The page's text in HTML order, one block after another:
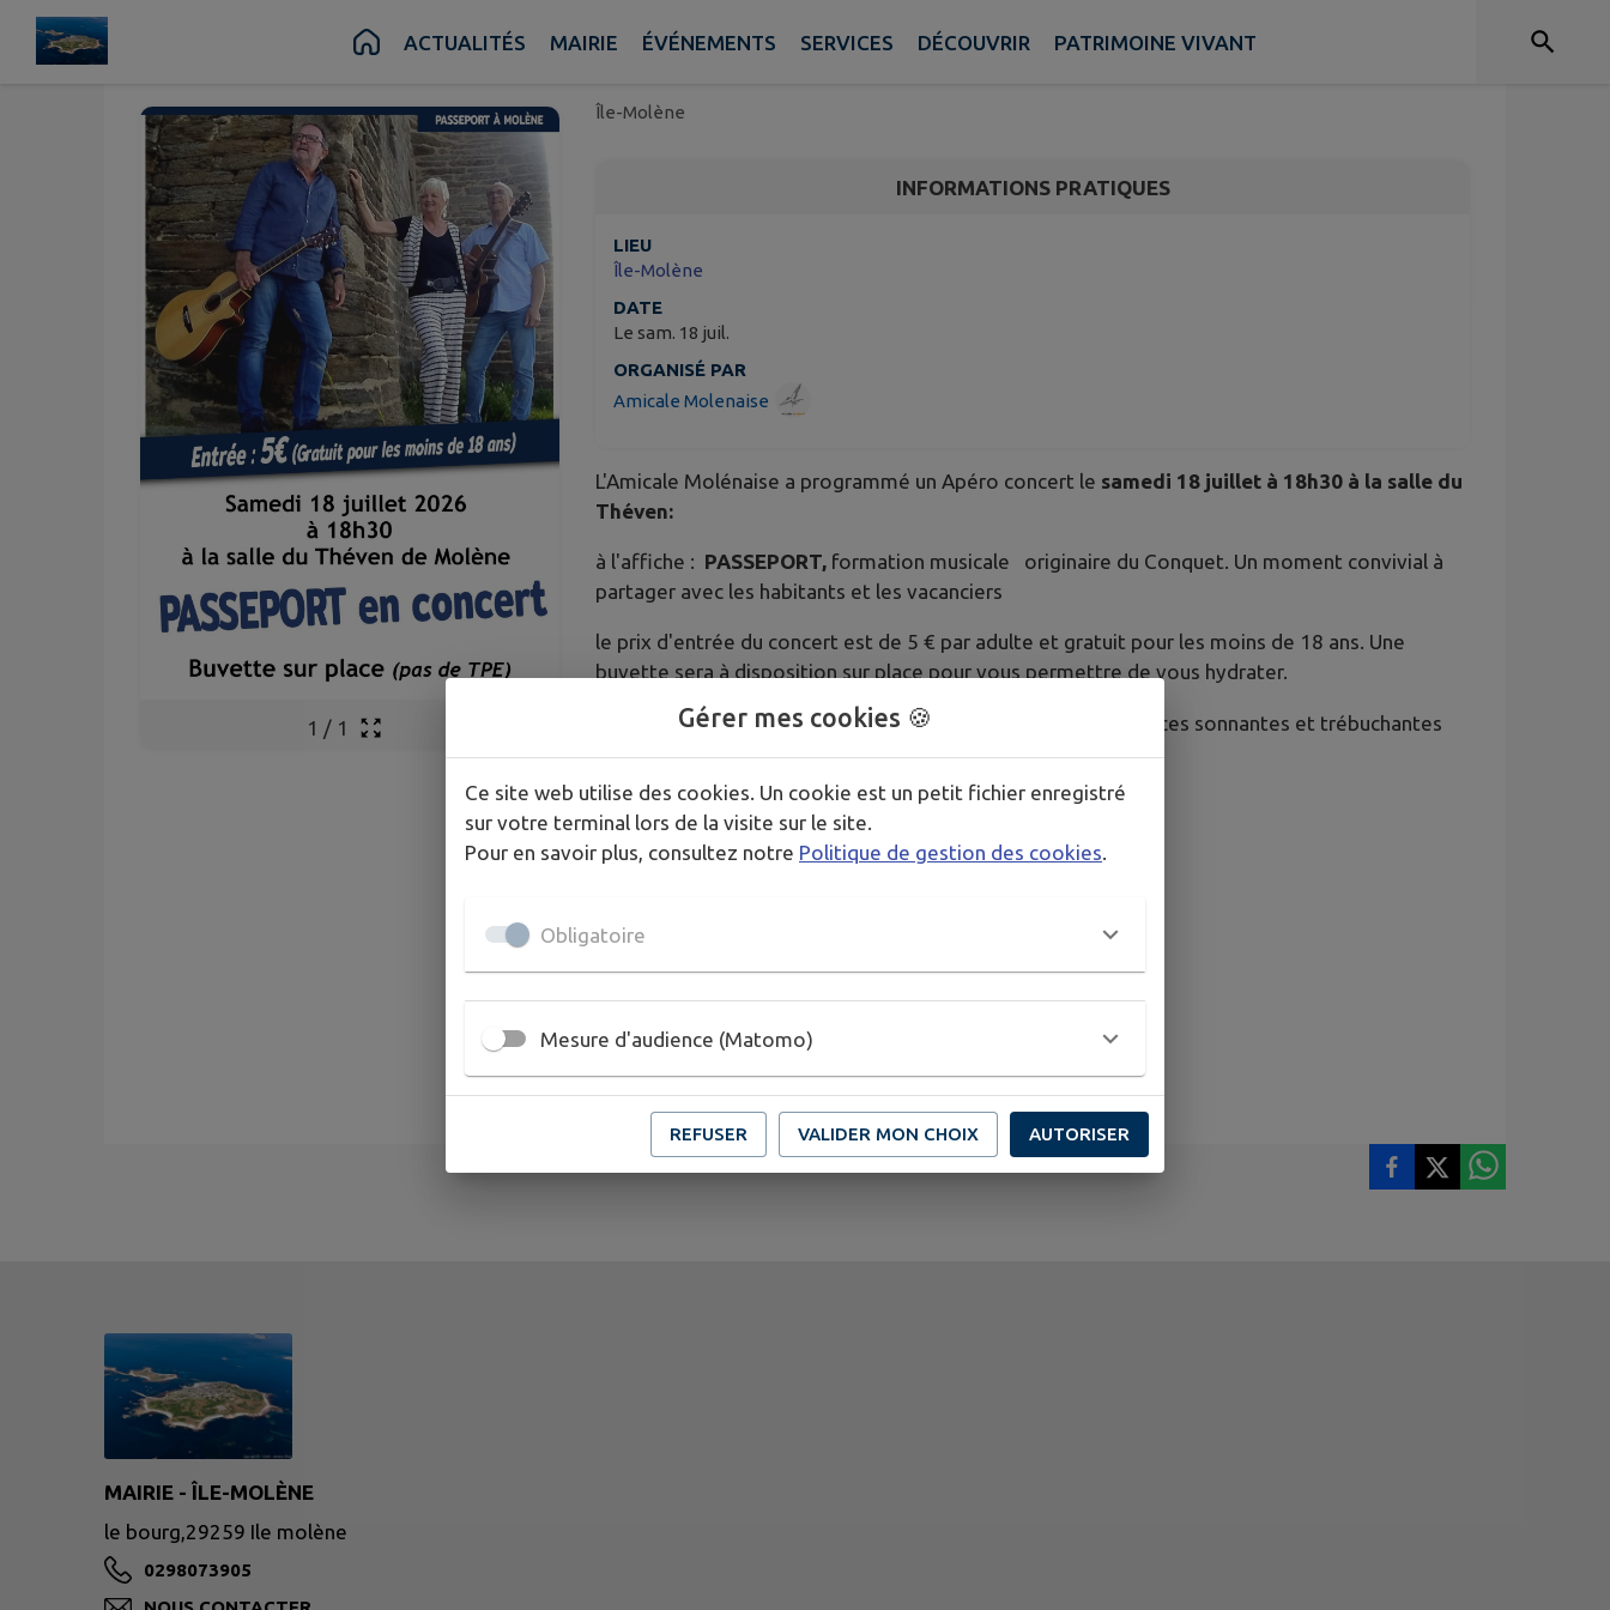
Contenu Pied de page
ACTUALITÉS MAIRIE ÉVÉNEMENTS SERVICES DÉCOUVRIR PATRIMOINE VIVANT
18
Sam.
1 / 1
Théven
Île-Molène
INFORMATIONS PRATIQUES
LIEU
Île-Molène
DATE
Le sam. 18 juil.
ORGANISÉ PAR
Amicale Molenaise
L'Amicale Molénaise a programmé un Apéro concert le samedi 18 juillet à 18h30 à la salle du
Théven:
à l'affiche : PASSEPORT, formation musicale
originaire du Conquet. Un moment convivial à
partager avec les habitants et les vacanciers
le prix d'entrée du concert est de 5 € par adulte et gratuit pour les moins de 18 ans. Une
buvette sera à disposition sur place pour vous permettre de vous hydrater.
L'Amicale n'ayant pas de TPE, venez nombreux avec des espèces sonnantes et trébuchantes
(nous acceptons également les chèques)
Publié par l'Amicale Molénaise
MAIRIE - ÎLE-MOLÈNE
le bourg,29259 Ile molène
0298073905
Gérer mes cookies 🍪
Ce site web utilise des cookies. Un cookie est un petit fichier enregistré
sur votre terminal lors de la visite sur le site.
Pour en savoir plus, consultez notre Politique de gestion des cookies.
Obligatoire
Mesure d'audience (Matomo)
REFUSER VALIDER MON CHOIX AUTORISER